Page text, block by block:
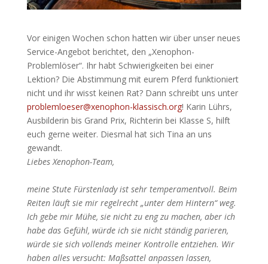
Vor einigen Wochen schon hatten wir über unser neues
Service-Angebot berichtet, den „Xenophon-
Problemlöser“. Ihr habt Schwierigkeiten bei einer
Lektion? Die Abstimmung mit eurem Pferd funktioniert
nicht und ihr wisst keinen Rat? Dann schreibt uns unter
problemloeser@xenophon-klassisch.org! Karin Lührs,
Ausbilderin bis Grand Prix, Richterin bei Klasse S, hilft
euch gerne weiter. Diesmal hat sich Tina an uns
gewandt.
Liebes Xenophon-Team,
meine Stute Fürstenlady ist sehr temperamentvoll. Beim
Reiten läuft sie mir regelrecht „unter dem Hintern“ weg.
Ich gebe mir Mühe, sie nicht zu eng zu machen, aber ich
habe das Gefühl, würde ich sie nicht ständig parieren,
würde sie sich vollends meiner Kontrolle entziehen. Wir
haben alles versucht: Maßsattel anpassen lassen,